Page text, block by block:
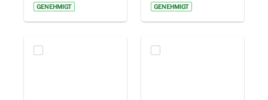
GENEHMIGT GENEHMIGT